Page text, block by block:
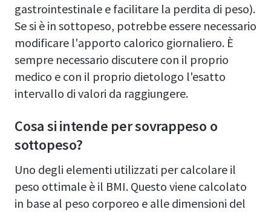
gastrointestinale e facilitare la perdita di peso).
Se si è in sottopeso, potrebbe essere necessario
modificare l'apporto calorico giornaliero. È
sempre necessario discutere con il proprio
medico e con il proprio dietologo l'esatto
intervallo di valori da raggiungere.
Cosa si intende per sovrappeso o
sottopeso?
Uno degli elementi utilizzati per calcolare il
peso ottimale è il BMI. Questo viene calcolato
in base al peso corporeo e alle dimensioni del